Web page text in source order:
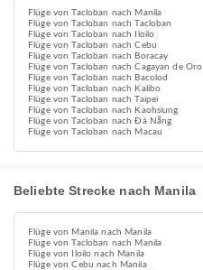
Flüge von Tacloban nach Manila
Flüge von Tacloban nach Tacloban
Flüge von Tacloban nach Iloilo
Flüge von Tacloban nach Cebu
Flüge von Tacloban nach Boracay
Flüge von Tacloban nach Cagayan de Oro
Flüge von Tacloban nach Bacolod
Flüge von Tacloban nach Kalibo
Flüge von Tacloban nach Taipei
Flüge von Tacloban nach Kaohsiung
Flüge von Tacloban nach Đà Nẵng
Flüge von Tacloban nach Macau
Beliebte Strecke nach Manila
Flüge von Manila nach Manila
Flüge von Tacloban nach Manila
Flüge von Iloilo nach Manila
Flüge von Cebu nach Manila